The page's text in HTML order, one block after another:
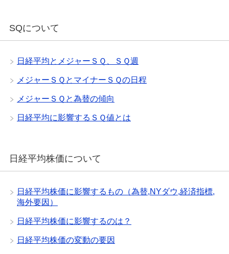
SQについて
日経平均とメジャーＳＱ、ＳＱ週
メジャーＳＱとマイナーＳＱの日程
メジャーＳＱと為替の傾向
日経平均に影響するＳＱ値とは
日経平均株価について
日経平均株価に影響するもの（為替,NYダウ,経済指標,
海外要因）
日経平均株価に影響するのは？
日経平均株価の変動の要因